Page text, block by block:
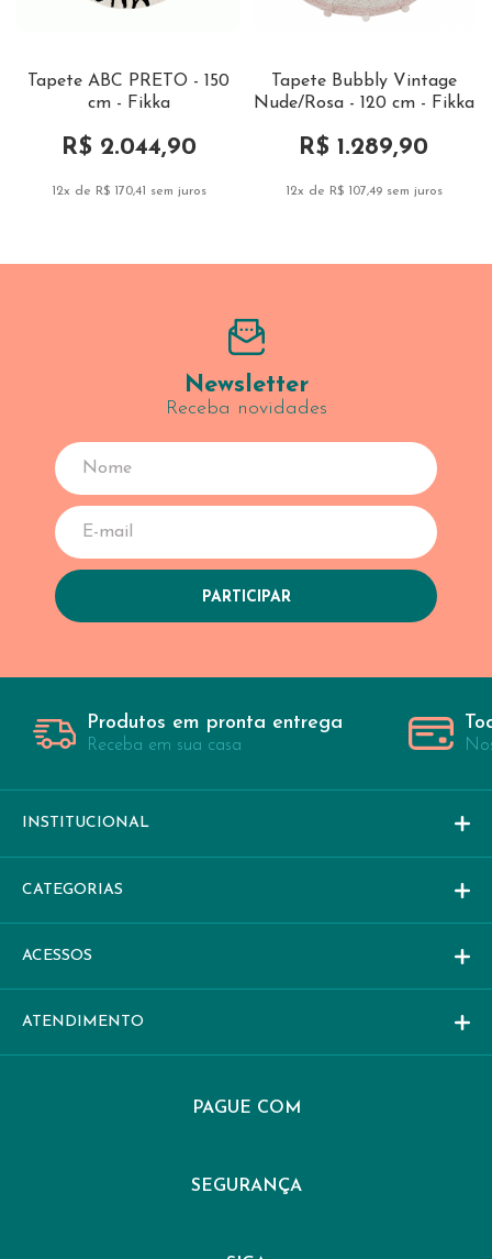
Tapete ABC PRETO - 150
cm - Fikka
R$ 2.044,90
12x de R$ 170,41 sem juros
Tapete Bubbly Vintage
Nude/Rosa - 120 cm - Fikka
R$ 1.289,90
12x de R$ 107,49 sem juros
Newsletter
Receba novidades
Produtos em pronta entrega
Receba em sua casa
INSTITUCIONAL
CATEGORIAS
ACESSOS
ATENDIMENTO
PAGUE COM
SEGURANÇA